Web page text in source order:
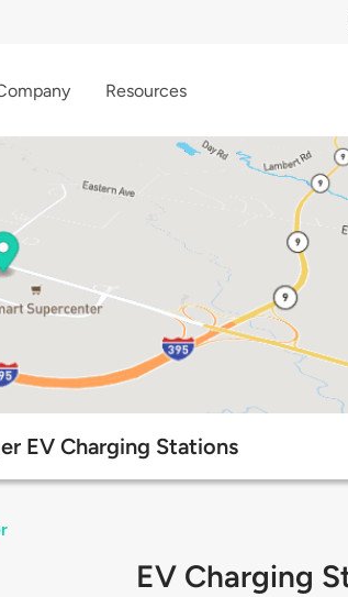
Resources
EV Charging Stations
EV Charging